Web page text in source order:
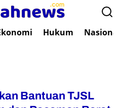
Hukum Nasional
Bantuan TJSL